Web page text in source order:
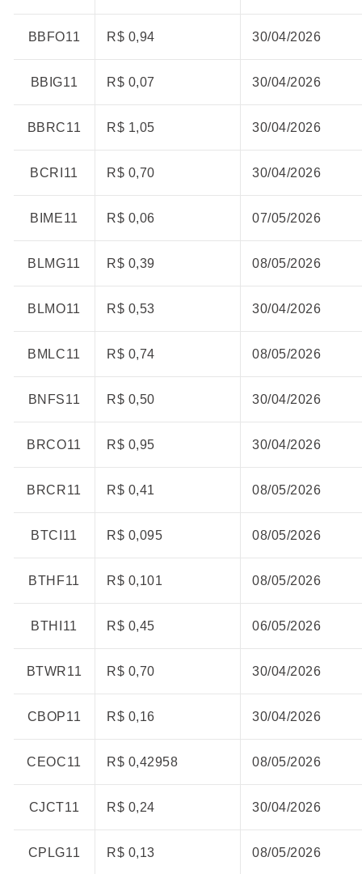
BBFO11 R$ 0,94 30/04/2026
BBIG11 R$ 0,07 30/04/2026
BBRC11 R$ 1,05 30/04/2026
BCRI11 R$ 0,70 30/04/2026
BIME11 R$ 0,06 07/05/2026
BLMG11 R$ 0,39 08/05/2026
BLMO11 R$ 0,53 30/04/2026
BMLC11 R$ 0,74 08/05/2026
BNFS11 R$ 0,50 30/04/2026
BRCO11 R$ 0,95 30/04/2026
BRCR11 R$ 0,41 08/05/2026
BTCI11 R$ 0,095 08/05/2026
BTHF11 R$ 0,101 08/05/2026
BTHI11 R$ 0,45 06/05/2026
BTWR11 R$ 0,70 30/04/2026
CBOP11 R$ 0,16 30/04/2026
CEOC11 R$ 0,42958 08/05/2026
CJCT11 R$ 0,24 30/04/2026
CPLG11 R$ 0,13 08/05/2026